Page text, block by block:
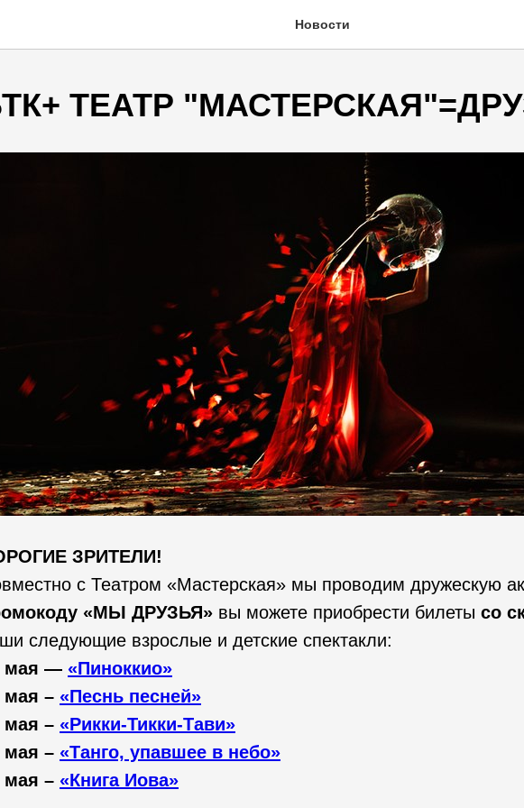
Новости
ТЕАТР
ЗРИТЕЛИ!
с Театром «Мастерская» мы проводим дружескую
«МЫ ДРУЗЬЯ» вы можете приобрести билеты со
следующие взрослые и детские спектакли:
мая — «Пиноккио»
мая – «Песнь песней»
мая – «Рикки-Тикки-Тави»
мая – «Танго, упавшее в небо»
мая – «Книга Иова»